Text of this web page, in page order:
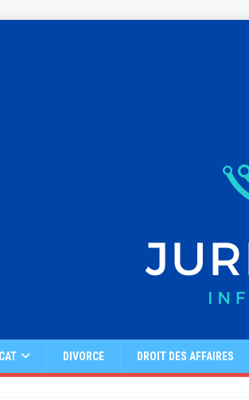
DIVORCE DROIT DES AFFAIRES